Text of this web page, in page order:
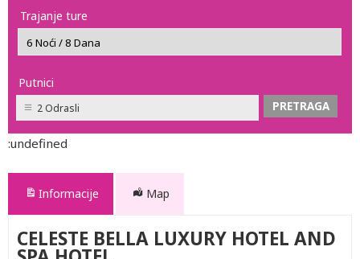
Trajanje ture
Putnici
2 Odrasli
:undefined
Informacije Map
CELESTE BELLA LUXURY HOTEL AND